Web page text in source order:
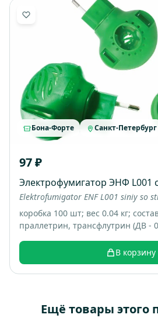
Бона-Форте Санкт-Петербург
97 ₽
Электрофумигатор ЭНФ L001
Elektrofumigator ENF L001 siniy so
коробка 100 шт; вес 0.04 кг;
праллетрин, трансфлутрин (ДВ -
В корзину
Ещё товары этого